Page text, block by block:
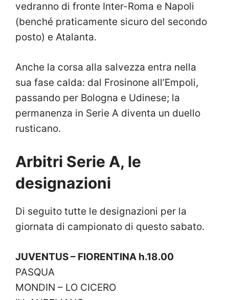
vedranno di fronte Inter-Roma e Napoli
(benché praticamente sicuro del secondo
posto) e Atalanta.
Anche la corsa alla salvezza entra nella
sua fase calda: dal Frosinone all’Empoli,
passando per Bologna e Udinese; la
permanenza in Serie A diventa un duello
rusticano.
Arbitri Serie A, le
designazioni
Di seguito tutte le designazioni per la
giornata di campionato di questo sabato.
JUVENTUS – FIORENTINA h.18.00
PASQUA
MONDIN – LO CICERO